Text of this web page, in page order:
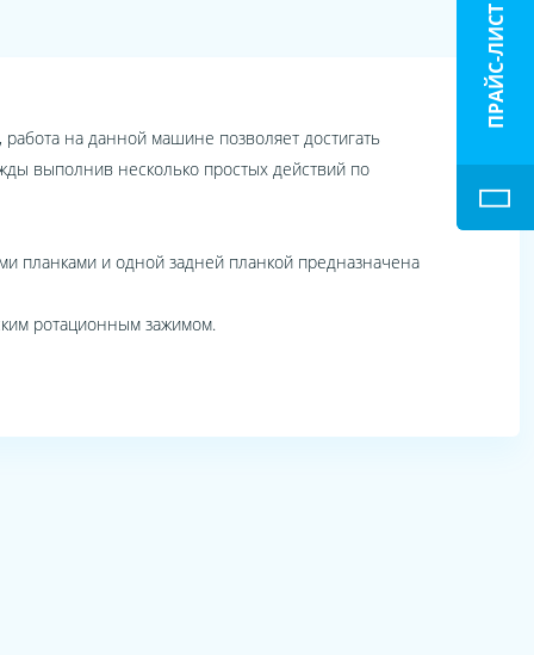
на данной машине позволяет достигать
выполнив несколько простых действий по
планками и одной задней планкой предназначена
ротационным зажимом.
ПРАЙС-ЛИСТ